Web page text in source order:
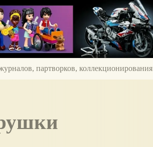
партворков, коллекционирования